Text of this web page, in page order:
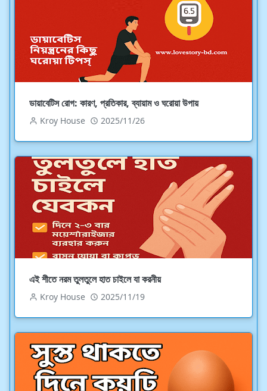
ডায়াবেটিস রোগ: কারণ, প্রতিকার, ব্যায়াম ও ঘরোয়া উপায়
Kroy House 2025/11/26
এই শীতে নরম তুলতুলে হাত চাইলে যা করনীয়
Kroy House 2025/11/19